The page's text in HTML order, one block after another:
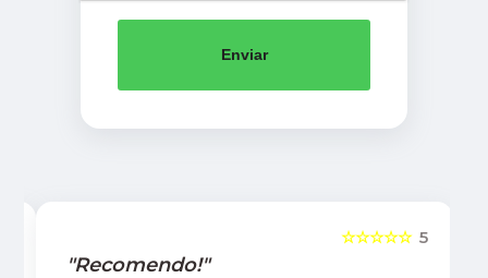
Enviar
5
☆☆☆☆☆
"Recomendo!"